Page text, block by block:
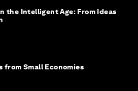
the Intelligent Age: From Ideas
from Small Economies